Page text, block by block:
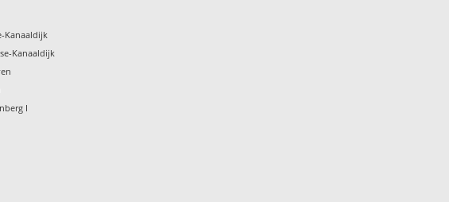
Kanaaldijk
Kanaaldijk
I